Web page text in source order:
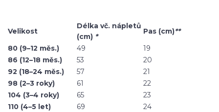
Velikost
Délka vč. nápletů
(cm) *
Pas (cm)**
80 (9–12 měs.)
49
19
86 (12–18 měs.)
53
20
92 (18–24 měs.)
57
21
98 (2–3 roky)
61
22
104 (3–4 roky)
65
23
110 (4–5 let)
69
24